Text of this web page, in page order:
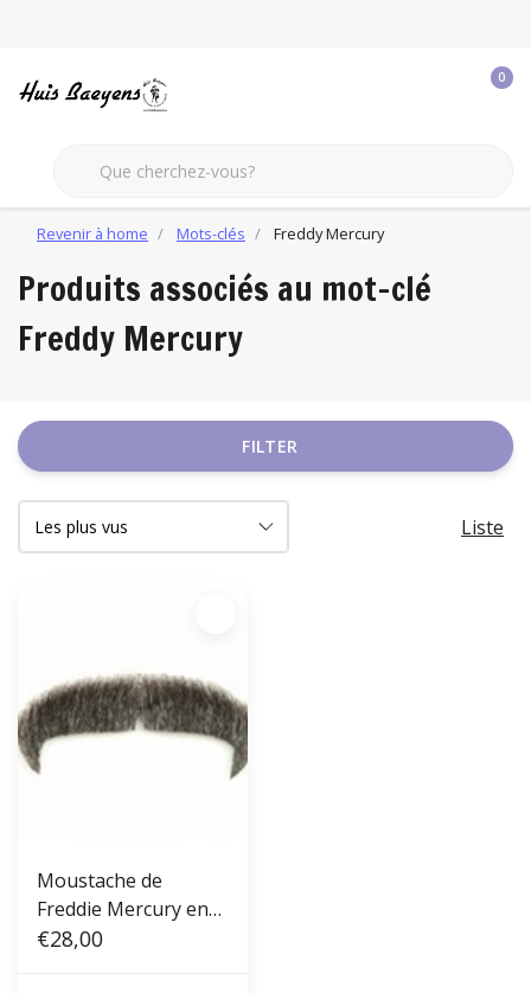
0
Revenir à home Mots-clés Freddy Mercury
Produits associés au mot-clé
Freddy Mercury
FILTER
Liste
Moustache de
Freddie Mercury en
cheveux humains de
€28,00